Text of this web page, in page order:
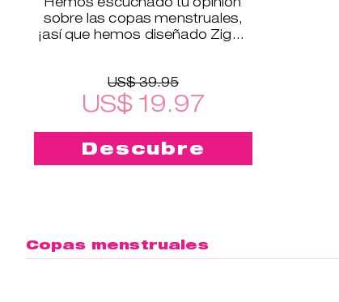
sobre las copas menstruales,
¡así que hemos diseñado Ziggy
US$ 39.95
US$ 19.97
Descubre
Copas menstruales